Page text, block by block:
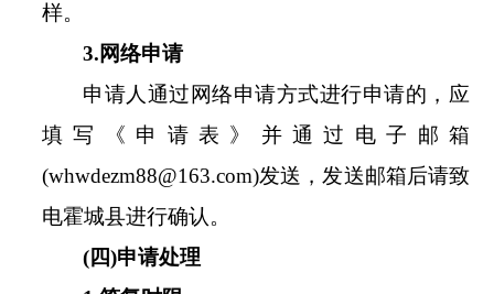
样。
3.网络申请
申请人通过网络申请方式进行申请的，应
填写《申请表》并通过电子邮箱
(whwdezm88@163.com)发送，发送邮箱后请致
电霍城县进行确认。
(四)申请处理